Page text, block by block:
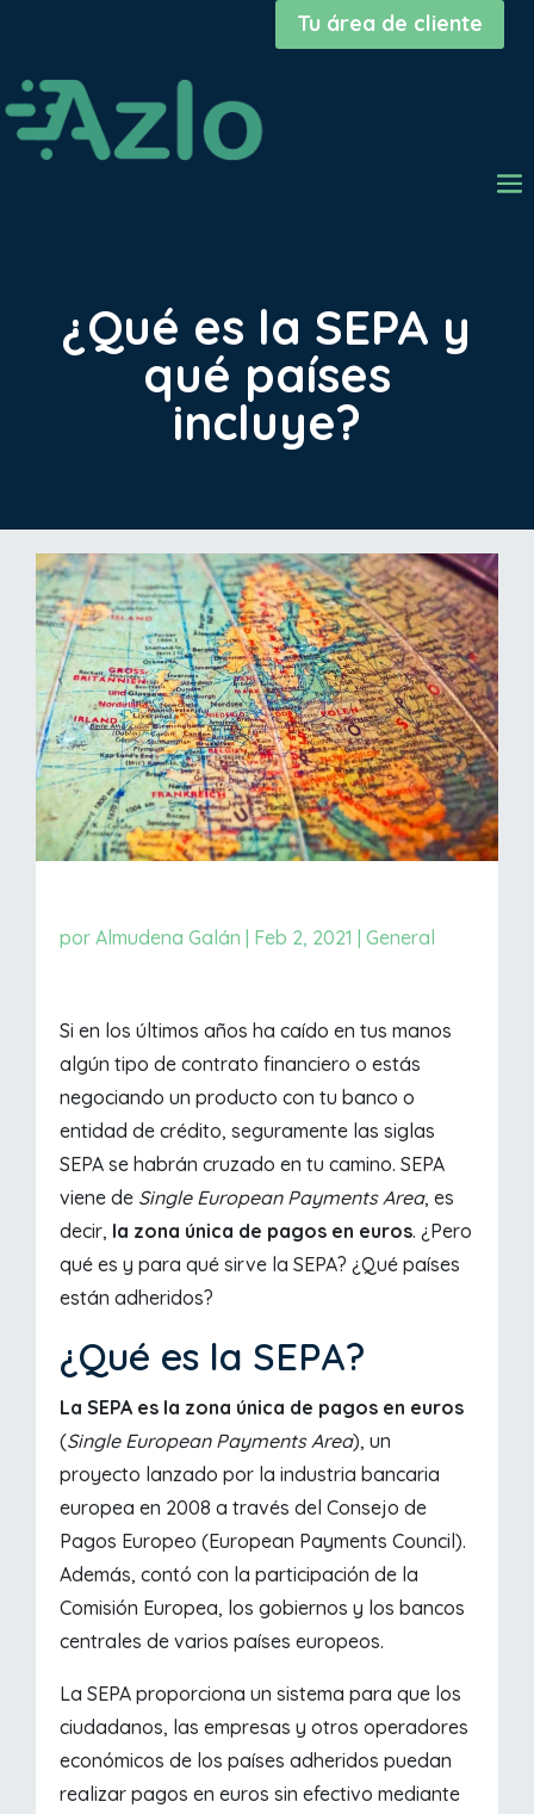
Tu área de cliente
¿Qué es la SEPA y
qué países
incluye?
porAlmudena Galán Feb 2, 2021 |General
Si en los últimos años ha caído en tus manos
algún tipo de contrato financiero o estás
negociando un producto con tu banco o
entidad de crédito, seguramente las siglas
SEPA se habrán cruzado en tu camino. SEPA
viene de Single European Payments Area, es
decir, la zona única de pagos en euros. ¿Pero
qué es y para qué sirve la SEPA? ¿Qué países
están adheridos?
¿Qué es la SEPA?
La SEPA es la zona única de pagos en euros
(Single European Payments Area), un
proyecto lanzado por la industria bancaria
europea en 2008 a través del Consejo de
Pagos Europeo (European Payments Council).
Además, contó con la participación de la
Comisión Europea, los gobiernos y los bancos
centrales de varios países europeos.
La SEPA proporciona un sistema para que los
ciudadanos, las empresas y otros operadores
económicos de los países adheridos puedan
realizar pagos en euros sin efectivo mediante